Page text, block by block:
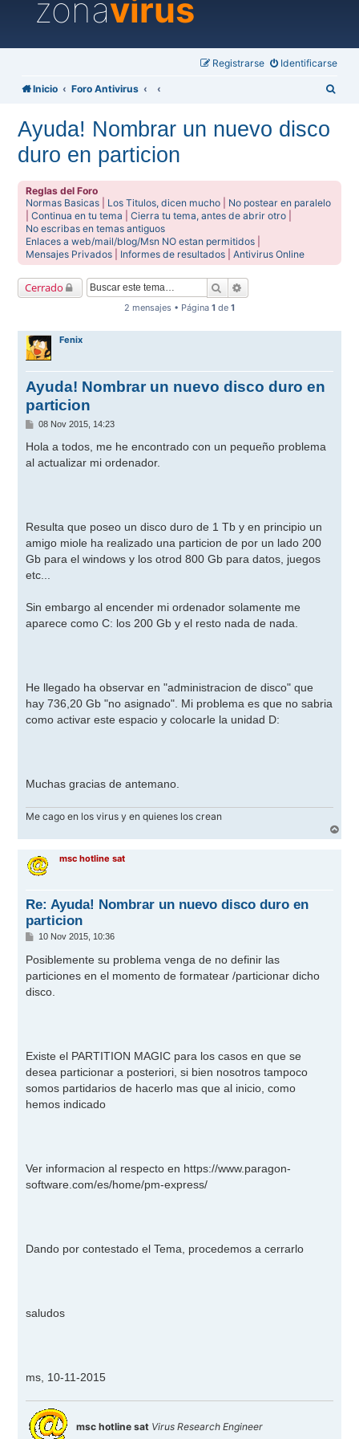
zonavirus
Identificarse
Registrarse
Inicio Foro Antivirus
Ayuda! Nombrar un nuevo disco
duro en particion
Reglas del Foro
Normas Basicas
Los Titulos, dicen mucho
No postear en paralelo
|Continua en tu tema |Cierra tu tema, antes de abrir otro
No escribas en temas antiguos
Enlaces a web/mail/blog/Msn NO estan permitidos
Mensajes Privados
Informes de resultados |Antivirus Online
Cerrado Buscar
2 mensajes • Página 1 de 1
Fenix
Ayuda! Nombrar un nuevo disco duro en
particion
M
n
a
08 Nov 2015, 14:23
Hola a todos, me he encontrado con un pequeño problema
al actualizar mi ordenador.
Resulta que poseo un disco duro de 1 Tb y en principio un
amigo miole ha realizado una particion de por un lado 200
Gb para el windows y los otrod 800 Gb para datos, juegos
etc...
Sin embargo al encender mi ordenador solamente me
aparece como C: los 200 Gb y el resto nada de nada.
He llegado ha observar en "administracion de disco" que
hay 736,20 Gb "no asignado". Mi problema es que no sabria
como activar este espacio y colocarle la unidad D:
Muchas gracias de antemano.
Me cago en los virus y en quienes los crean
r
msc hotline sat
Re: Ayuda! Nombrar un nuevo disco duro en
particion
M
n
a
j
e
10 Nov 2015, 10:36
Posiblemente su problema venga de no definir las
particiones en el momento de formatear /particionar dicho
disco.
Existe el PARTITION MAGIC para los casos en que se
desea particionar a posteriori, si bien nosotros tampoco
somos partidarios de hacerlo mas que al inicio, como
hemos indicado
Ver informacion al respecto en https://www.paragon-
software.com/es/home/pm-express/
Dando por contestado el Tema, procedemos a cerrarlo
saludos
ms, 10-11-2015
msc hotline sat Virus Research Engineer